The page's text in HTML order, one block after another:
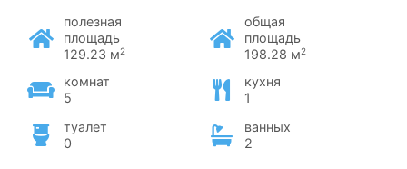
полезная
площадь
129.23 м2
общая
площадь
198.28 м2
комнат
5
кухня
1
туалет
0
ванных
2